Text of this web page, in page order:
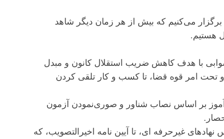
می‌کنیم که بیش از هر زمان دیگر شاهد
هستیم.
با هدف کاهش ضریب استقلال کانون و مبدل
تحت امر قوه قضا، تا کسب و کار تلقی کردن
بر اساس نصاب شناور و صوری‌نمودن آزمون
غیرحرفه ای، تا آیین نامه اخیرالتصویب، که